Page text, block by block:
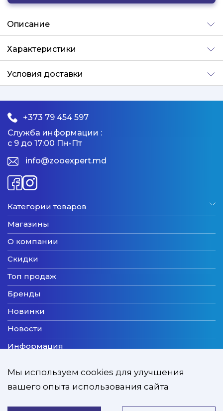
Добавлено
Описание
Характеристики
Условия доставки
+373 79 454 597
Служба информации :
с 9 до 17:00 Пн-Пт
info@zooexpert.md
Категории товаров
Магазины
О компании
Скидки
Топ продаж
Бренды
Новинки
Новости
Информация
Мы используем cookies для улучшения
вашего опыта использования сайта